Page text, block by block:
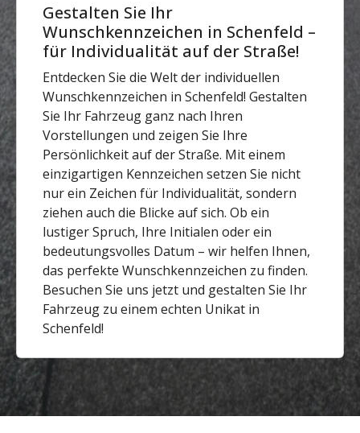
Gestalten Sie Ihr
Wunschkennzeichen in Schenfeld –
für Individualität auf der Straße!
Entdecken Sie die Welt der individuellen
Wunschkennzeichen in Schenfeld! Gestalten
Sie Ihr Fahrzeug ganz nach Ihren
Vorstellungen und zeigen Sie Ihre
Persönlichkeit auf der Straße. Mit einem
einzigartigen Kennzeichen setzen Sie nicht
nur ein Zeichen für Individualität, sondern
ziehen auch die Blicke auf sich. Ob ein
lustiger Spruch, Ihre Initialen oder ein
bedeutungsvolles Datum – wir helfen Ihnen,
das perfekte Wunschkennzeichen zu finden.
Besuchen Sie uns jetzt und gestalten Sie Ihr
Fahrzeug zu einem echten Unikat in
Schenfeld!